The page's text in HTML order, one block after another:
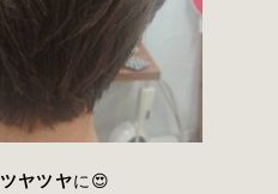
ツヤツヤに😍